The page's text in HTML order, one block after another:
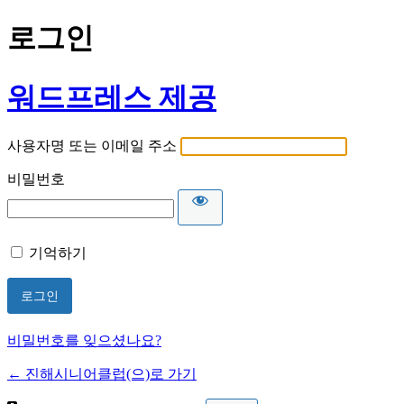
로그인
워드프레스 제공
사용자명 또는 이메일 주소
비밀번호
기억하기
비밀번호를 잊으셨나요?
← 진해시니어클럽(으)로 가기